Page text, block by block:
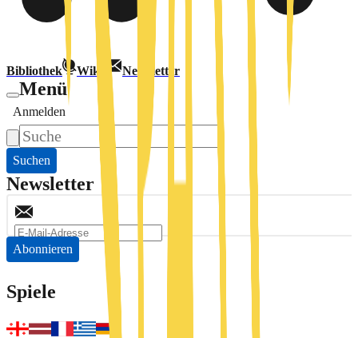
Bibliothek Wiki Newsletter
Menü
Anmelden
Suchen
Newsletter
Abonnieren
Spiele